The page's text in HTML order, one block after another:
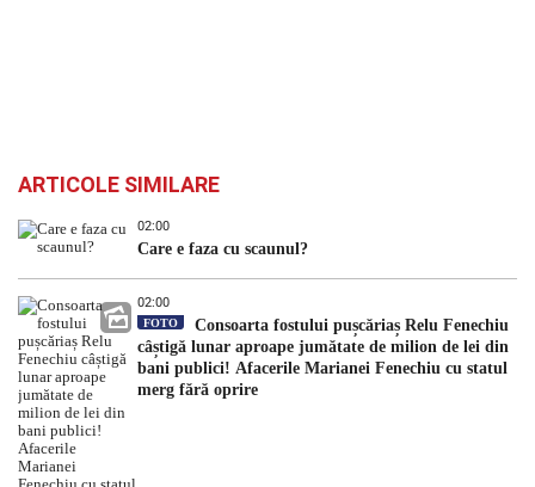
ARTICOLE SIMILARE
02:00
Care e faza cu scaunul?
02:00
FOTO
Consoarta fostului pușcăriaș Relu Fenechiu
câștigă lunar aproape jumătate de milion de lei din
bani publici! Afacerile Marianei Fenechiu cu statul
merg fără oprire